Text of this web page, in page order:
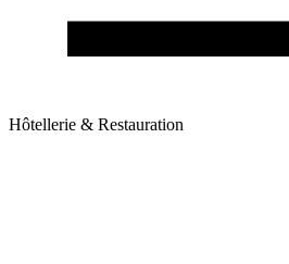
Hôtellerie & Restauration